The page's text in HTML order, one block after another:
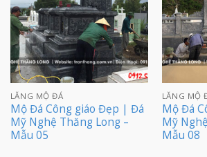
LĂNG MỘ ĐÁ
Mộ Đá Công giáo Đẹp | Đá
Mỹ Nghệ Thăng Long –
Mẫu 05
LĂNG MỘ
Mộ Đá
Mỹ
Mẫu 08